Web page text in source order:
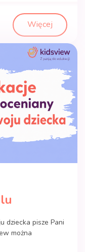
Więcej
dziecka pisze Pani
można